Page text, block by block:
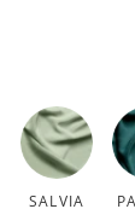
SALVIA